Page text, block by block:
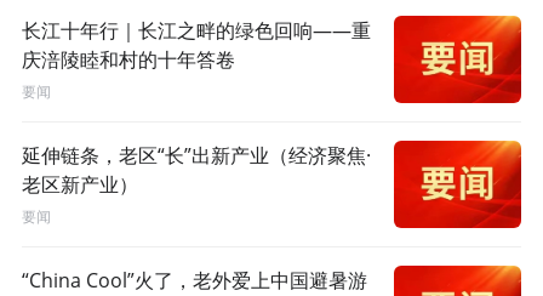
长江十年行｜长江之畔的绿色回响——重
庆涪陵睦和村的十年答卷
要闻
延伸链条，老区“长”出新产业（经济聚焦·
老区新产业）
要闻
“China Cool”火了，老外爱上中国避暑游